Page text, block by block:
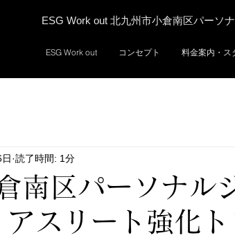
ESG Work out 北九州市小倉南区パーソ
ESG Work out コンセプト 料金案内・ス
南区パーソナル
スリート強化ト
読了時間: 1分